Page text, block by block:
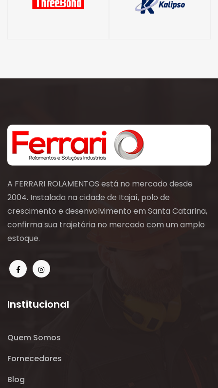
A FERRARI ROLAMENTOS está no mercado desde
2004. Instalada na cidade de Itajaí, polo de
crescimento e desenvolvimento em Santa Catarina,
confirma sua trajetória no mercado com um amplo
estoque.
Institucional
Quem Somos
Fornecedores
Blog